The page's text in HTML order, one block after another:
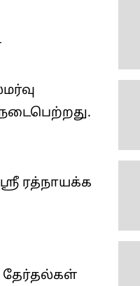
ரத்நாயக்க
தேர்தல்கள்